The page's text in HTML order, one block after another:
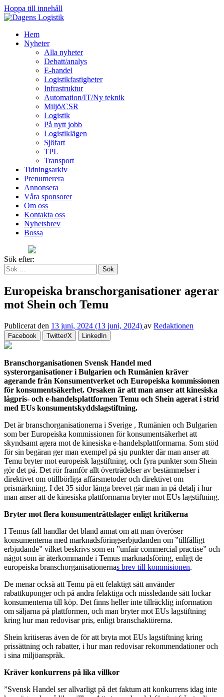
Hoppa till innehåll
Hem
Nyheter
Alla nyheter
Debatt/analys
E-handel
Logistikfastigheter
Infrastruktur
Automation/IT/Ny teknik
Miljö/CSR
Logistik
På nytt jobb
Logistiklägen
Sjöfart
TPL
Transport
Tidningsarkiv
Prenumerera
Annonsera
Våra sponsorer
Om oss
Kontakta oss
Nyhetsbrev
Bossa
Sök efter:
Europeiska branschorganisationer agerar
mot Shein och Temu
Publicerat den 13 juni, 2024 (13 juni, 2024) av Redaktionen
Facebook Twitter/X LinkedIn
Branschorganisationen Svensk Handel med
systerorganisationer i Bulgarien och Rumänien kräver
agerande från Konsumentverket och Europeiska kommissionen
för konsumentsäkerhet. Orsaken är att man anser att kinesiska
lågpris- och e-handelsplattformen Temu och Shein agerat i strid
med EUs konsumentskyddslagstiftning.
Det är branschorganisationerna i Sverige , Rumänien och Bulgarien
som ber Europeiska kommissionen för konsumentsäkerhet att
skyndsamt agera mot de kinesiska e-handelsplattformarna. Som stöd
för sin begäran ger man exempel på sju punkter där man anser att
Temu bryter mot europeisk lagstiftning, och fyra punkter som Shein
gör det på. Det rör framför allt överträdelser av bestämmelser i
direktivet om otillbörliga affärsmetoder och direktivet om
prismärkning. I det 35 sidor långa brevet går man in på detalj i hur
man anser att de kinesiska plattformarna bryter mot EUs lagstiftning.
Bryter mot flera konsumenträttslager enligt kritikerna
I Temus fall handlar det bland annat om att man överöser
konsumenterna med marknadsföringserbjudanden om ”tillfälligt
erbjudande” vilket beskrivs som en ”unfair commercial practise” och
något som är återkommande i Temus marknadsföring, enligt de
europeiska branschorganisationernas brev till kommisionen.
De menar också att Temu på ett felaktigt sätt använder
rabattkuponger och på andra felaktiga och missledande sätt lockar
konsumenterna till köp. Det finns heller inte tillräcklig information
om säljarna på plattformen, och man bryter mot EUs lagstiftning
kring hur man redovisar pris, enligt branschaktörerna.
Shein kritiseras även de för att bryta mot EUs lagstiftning kring
prissättning och rabatter, i hur man redovisar rekommendationer och
i sina miljöanspråk.
Kräver konkurrens på lika villkor
”Svensk Handel ser allvarligt på det faktum att konkurrens idag inte